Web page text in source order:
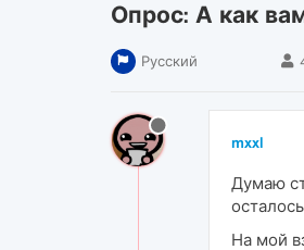
Опрос: А как
Русский
mxxl
Думаю
На мой